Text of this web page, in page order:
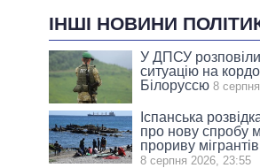
ІНШІ НОВИНИ
У ДПСУ
ситуацію на
Білоруссю 8
Іспанська
про нову спробу
прориву
8 серпня 2026, 23:55